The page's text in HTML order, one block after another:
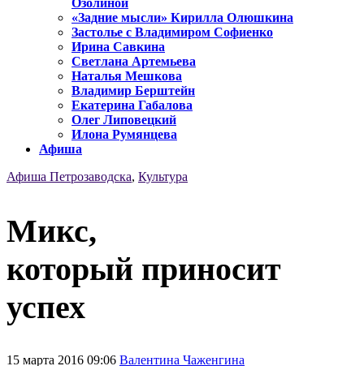
Озолиной
«Задние мысли» Кирилла Олюшкина
Застолье с Владимиром Софиенко
Ирина Савкина
Светлана Артемьева
Наталья Мешкова
Владимир Берштейн
Екатерина Габалова
Олег Липовецкий
Илона Румянцева
Афиша
Афиша Петрозаводска, Культура
Микс,
который приносит
успех
15 марта 2016 09:06 Валентина Чаженгина